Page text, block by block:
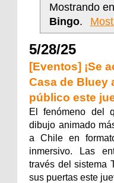
Mostrando
Bingo.
5/28/25
[Eventos] ¡Se
Casa de Bluey
público este
El fenómeno del
dibujo animado
a Chile en
inmersivo. Las
través del sistema
sus puertas este